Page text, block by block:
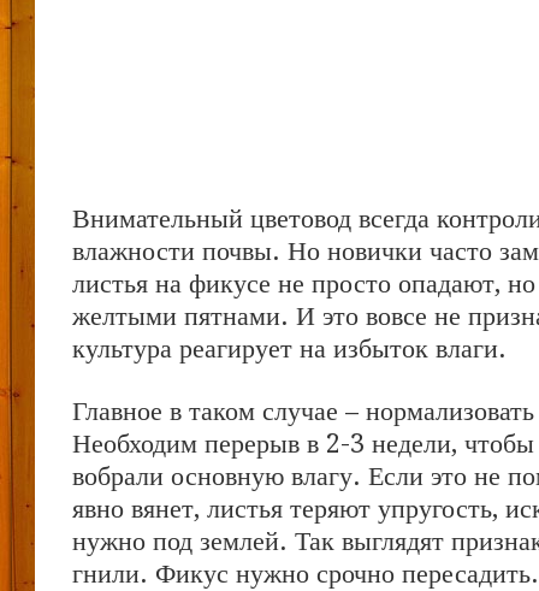
Внимательный цветовод всегда
влажности почвы. Но новички часто
листья на фикусе не просто опадают,
желтыми пятнами. И это вовсе не
культура реагирует на избыток влаги.
Главное в таком случае –
Необходим перерыв в 2-3 недели,
вобрали основную влагу. Если это не
явно вянет, листья теряют упругость,
нужно под землей. Так выглядят
гнили. Фикус нужно срочно пересадить.